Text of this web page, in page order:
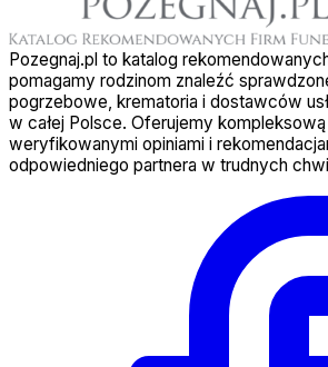
Pozegnaj.pl to katalog
pomagamy rodzinom znaleźć
pogrzebowe, krematoria i dostawców
w całej Polsce. Oferujemy
weryfikowanymi opiniami i
odpowiedniego partnera w trudnych